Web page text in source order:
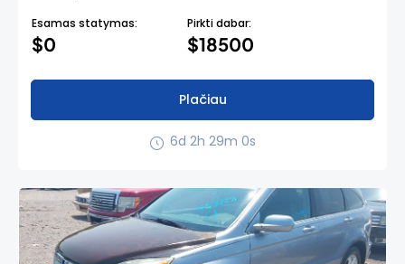
Esamas statymas:
$0
Pirkti dabar:
$18500
Plačiau
6d 2h 28m 59s